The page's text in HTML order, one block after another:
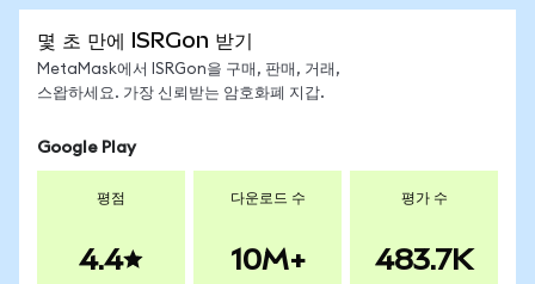
몇 초 만에 ISRGon 받기
MetaMask에서 ISRGon을 구매, 판매, 거래,
스왑하세요. 가장 신뢰받는 암호화폐 지갑.
Google Play
평점
4.4
다운로드 수
10M+
평가 수
483.7K